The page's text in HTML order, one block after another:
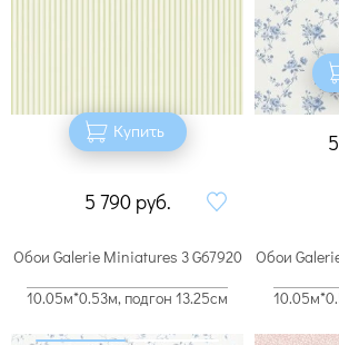
Купить
5 790 руб.
Обои Galerie Miniatures 3 G67920
10.05м*0.53м, подгон 13.25см
Обои